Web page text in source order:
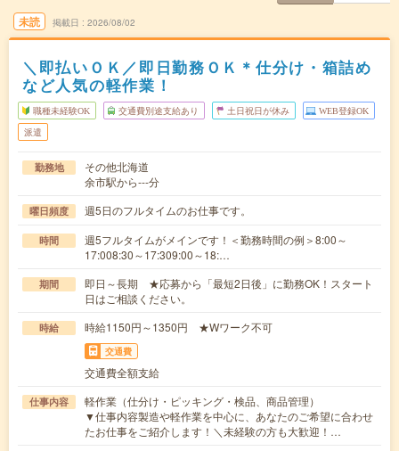
未読 掲載日 2026/08/02
＼即払いＯＫ／即日勤務ＯＫ＊仕分け・箱詰め
など人気の軽作業！
職種未経験OK 交通費別途支給あり 土日祝日が休み WEB登録OK
派遣
勤務地
その他北海道
余市駅から---分
曜日頻度 週5日のフルタイムのお仕事です。
時間
週5フルタイムがメインです！＜勤務時間の例＞8:00～
17:008:30～17:309:00～18:…
期間
即日～長期 ★応募から「最短2日後」に勤務OK！スタート
日はご相談ください。
時給 時給1150円～1350円 ★Wワーク不可
交通費
交通費全額支給
仕事内容
軽作業（仕分け・ピッキング・検品、商品管理）
▼仕事内容製造や軽作業を中心に、あなたのご希望に合わせ
たお仕事をご紹介します！＼未経験の方も大歓迎！…